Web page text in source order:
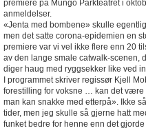
premiere på Mungo Parkteatret i
anmeldelser.
«Jenta med bombene» skulle
men det satte corona-epidemien en
premiere var vi vel ikke flere enn 20
av den lange smale catwalk-scenen,
diger haug med ryggsekker like ved
I programmet skriver regissør Kjell
forestilling for voksne … kan det være
man kan snakke med etterpå». Ikke
tider, men jeg skulle så gjerne hatt
funket bedre for henne enn det gjorde